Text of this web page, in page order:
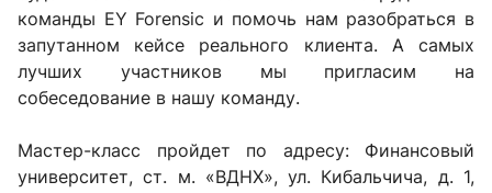
команды EY Forensic и помочь нам разобраться в
запутанном кейсе реального клиента. А самых
лучших участников мы пригласим на
собеседование в нашу команду.
Мастер-класс пройдет по адресу: Финансовый
университет, ст. м. «ВДНХ», ул. Кибальчича, д. 1,